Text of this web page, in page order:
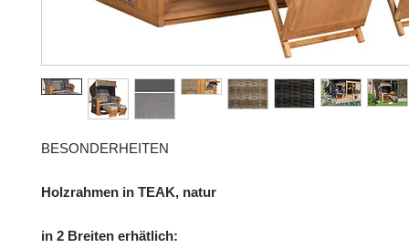
BESONDERHEITEN
Holzrahmen in TEAK, natur
in 2 Breiten erhätlich: